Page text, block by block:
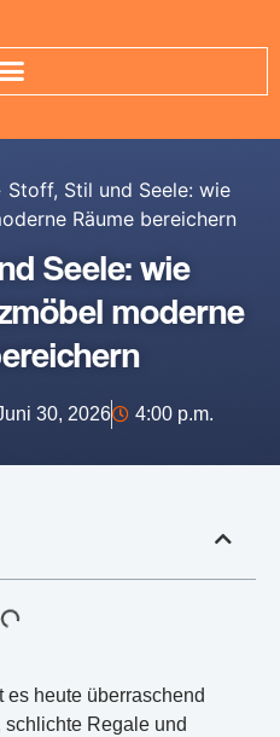
Stoff, Stil und Seele: wie
Räume bereichern
Seele: wie
moderne
30, 2026 4:00 p.m.
es heute überraschend
Regale und